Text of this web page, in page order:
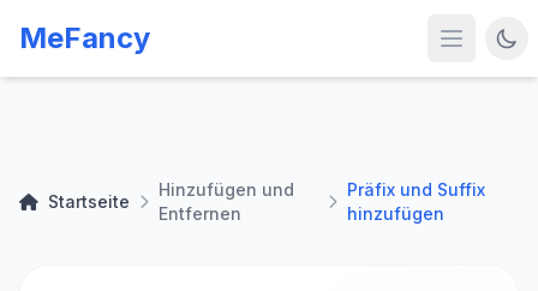
MeFancy
Startseite
Hinzufügen und
Entfernen
Präfix und Suffix
hinzufügen